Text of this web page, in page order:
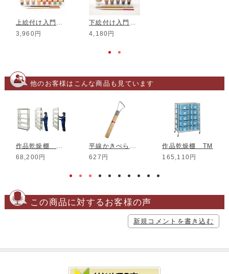
上絵付け入門セット
3,960円
下絵付け入門セット
4,180円
他のお客様はこんな商品も見ています
作品乾燥棚 スピードラック150型
68,200円
平線かきべら No.1
627円
作品乾燥棚 TM
165,110円
この商品に対するお客様の声
新規コメントを書き込む